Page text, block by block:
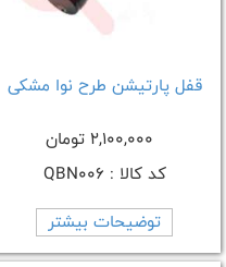
قفل پارتیشن طرح نوا مشکی
کد کالا : QBN006
توضیحات بیشتر